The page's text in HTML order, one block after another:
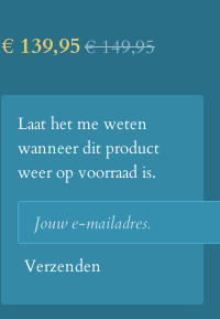
€ 139,95€ 149,95
Laat het me weten
wanneer dit product
weer op voorraad is.
Verzenden